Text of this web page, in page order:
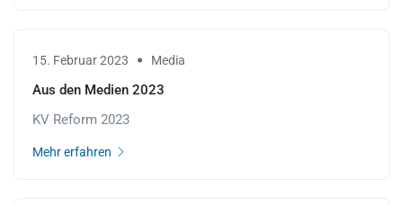
15. Februar 2023 Media
Aus den Medien 2023
KV Reform 2023
Mehr erfahren